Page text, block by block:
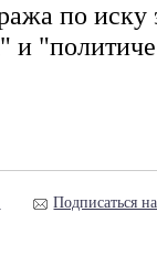
по
и
Подписаться